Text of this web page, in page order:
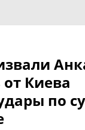
Киева
по